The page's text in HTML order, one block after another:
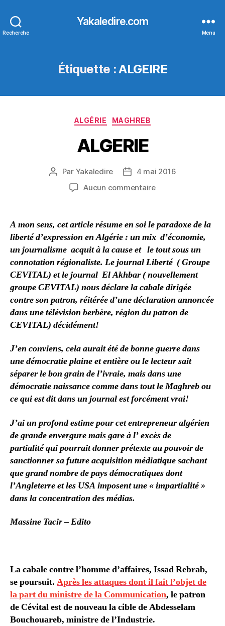
Recherche
Yakaledire.com
Menu
Étiquette :ALGEIRE
Catégories
ALGÉRIE MAGHREB
ALGERIE
Auteur
l’article
Par Yakaledire
Date4 mai 2016
Aucun commentairesur
A mon sens, cet article résume en soi le paradoxe de la
liberté d’expression en Algérie : un mix d’économie,
un journalisme acquit à la cause et le tout sous un
connotation régionaliste. Le journal Liberté ( Groupe
CEVITAL) et le journal El Akhbar ( nouvellement
groupe CEVITAL) nous déclare la cabale dirigée
contre son patron, réitérée d’une déclaration annoncée
dans une télévision berbère, région du patron de
CEVITAL) décidément!
J’en conviens, cela aurait été de bonne guerre dans
une démocratie plaine et entière ou le lecteur sait
séparer le bon grain de l’ivraie, mais dans une
démocratie naissance comme dans tout le Maghreb ou
ce qui est dit dans un journal est forcément vrai!
J’ai un profond estime pour cet entrepreneur algérien
de grande envergure mais gare à l’ excès de
partialité qui pourrait donner prétexte au pouvoir de
sanctionner sa future acquisition médiatique sachant
que grand nombre de pays démocratiques dont
l’Angleterre et les USA imposent une « impartialité »
dans la concentration des médias.
Massine Tacir – Edito
La cabale contre l’homme d’affaires, Issad Rebrab,
se poursuit. Après les attaques dont il fait l’objet de
la part du ministre de la Communication, le patron
de Cévital est de nouveau la cible de Abdesselam
Bouchouareb, ministre de l’Industrie.